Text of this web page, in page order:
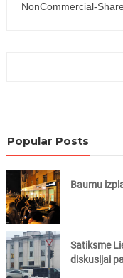
NonCommercial-
Popular Posts
Baumu
Satiksme
diskusijai